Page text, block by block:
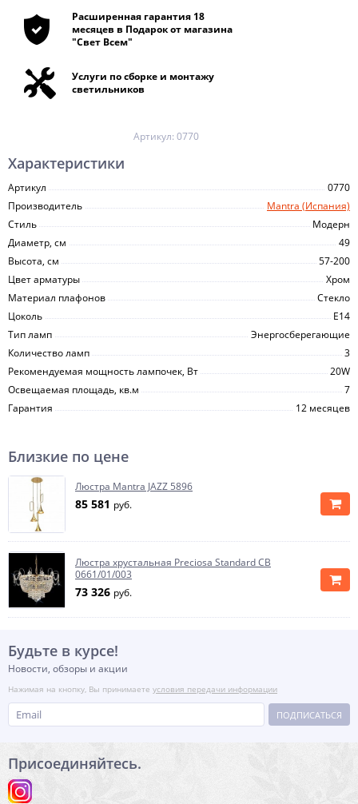
Расширенная гарантия 18
месяцев в Подарок от магазина
"Свет Всем"
Услуги по сборке и монтажу
светильников
Артикул: 0770
Характеристики
Артикул
0770
Производитель
Mantra (Испания)
Стиль
Модерн
Диаметр, см
49
Высота, см
57-200
Цвет арматуры
Хром
Материал плафонов
Стекло
Цоколь
E14
Тип ламп
Энергосберегающие
Количество ламп
3
Рекомендуемая мощность лампочек, Вт
20W
Освещаемая площадь, кв.м
7
Гарантия
12 месяцев
Близкие по цене
Люстра Mantra JAZZ 5896
85 581 руб.
Люстра хрустальная Preciosa Standard CB
0661/01/003
73 326 руб.
Будьте в курсе!
Новости, обзоры и акции
Нажимая на кнопку, Вы принимаете условия передачи информации
ПОДПИСАТЬСЯ
Присоединяйтесь.